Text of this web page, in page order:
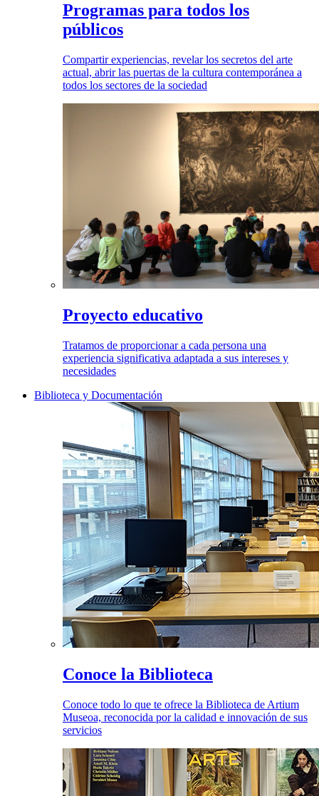
Programas para todos los
públicos
Compartir experiencias, revelar los secretos del arte
actual, abrir las puertas de la cultura contemporánea a
todos los sectores de la sociedad
Proyecto educativo
Tratamos de proporcionar a cada persona una
experiencia significativa adaptada a sus intereses y
necesidades
Biblioteca y Documentación
Conoce la Biblioteca
Conoce todo lo que te ofrece la Biblioteca de Artium
Museoa, reconocida por la calidad e innovación de sus
servicios